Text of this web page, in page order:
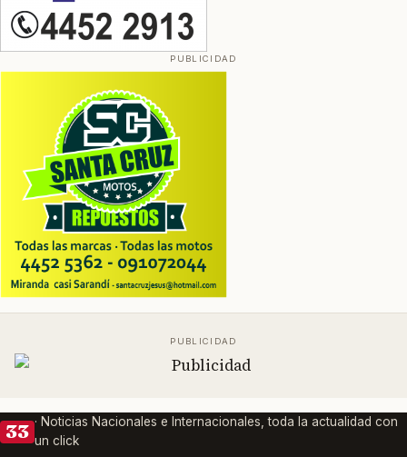
33 · Noticias Nacionales e Internacionales, toda la actualidad con
un click